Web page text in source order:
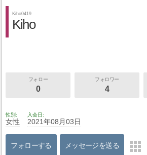
Kiho0419
Kiho
フォロー
0
フォロワー
4
性別
女性
入会日
2021年08月03日
フォローする メッセージを送る